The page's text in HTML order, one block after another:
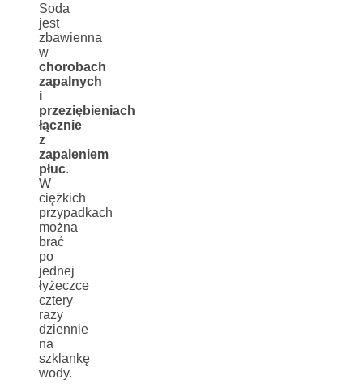
Soda
jest
zbawienna
w
chorobach
zapalnych
i
przeziębieniach
łącznie
z
zapaleniem
płuc.
W
ciężkich
przypadkach
można
brać
po
jednej
łyżeczce
cztery
razy
dziennie
na
szklankę
wody.